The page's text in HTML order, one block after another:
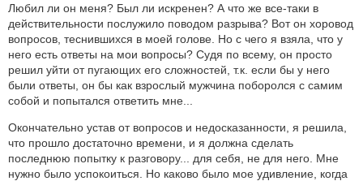
Любил ли он меня? Был ли искренен? А что же все-таки в
действительности послужило поводом разрыва? Вот он хоровод
вопросов, теснившихся в моей голове. Но с чего я взяла, что у
него есть ответы на мои вопросы? Судя по всему, он просто
решил уйти от пугающих его сложностей, т.к. если бы у него
были ответы, он бы как взрослый мужчина поборолся с самим
собой и попытался ответить мне...
Окончательно устав от вопросов и недосказанности, я решила,
что прошло достаточно времени, и я должна сделать
последнюю попытку к разговору... для себя, не для него. Мне
нужно было успокоиться. Но каково было мое удивление, когда